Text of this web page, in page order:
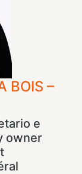
BOIS –
e
owner